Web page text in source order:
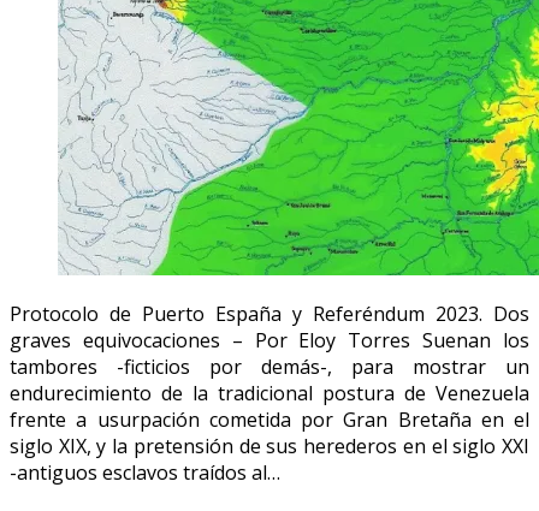
Protocolo de Puerto España y Referéndum 2023. Dos
graves equivocaciones – Por Eloy Torres Suenan los
tambores -ficticios por demás-, para mostrar un
endurecimiento de la tradicional postura de Venezuela
frente a usurpación cometida por Gran Bretaña en el
siglo XIX, y la pretensión de sus herederos en el siglo XXI
-antiguos esclavos traídos al…